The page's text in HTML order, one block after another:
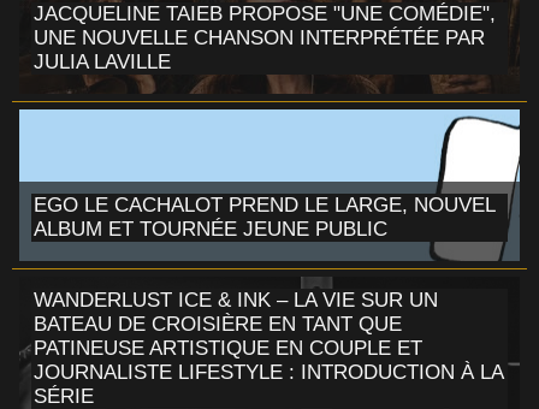
JACQUELINE TAIEB PROPOSE "UNE COMÉDIE",
UNE NOUVELLE CHANSON INTERPRÉTÉE PAR
JULIA LAVILLE
EGO LE CACHALOT PREND LE LARGE, NOUVEL
ALBUM ET TOURNÉE JEUNE PUBLIC
WANDERLUST ICE & INK – LA VIE SUR UN
BATEAU DE CROISIÈRE EN TANT QUE
PATINEUSE ARTISTIQUE EN COUPLE ET
JOURNALISTE LIFESTYLE : INTRODUCTION À LA
SÉRIE